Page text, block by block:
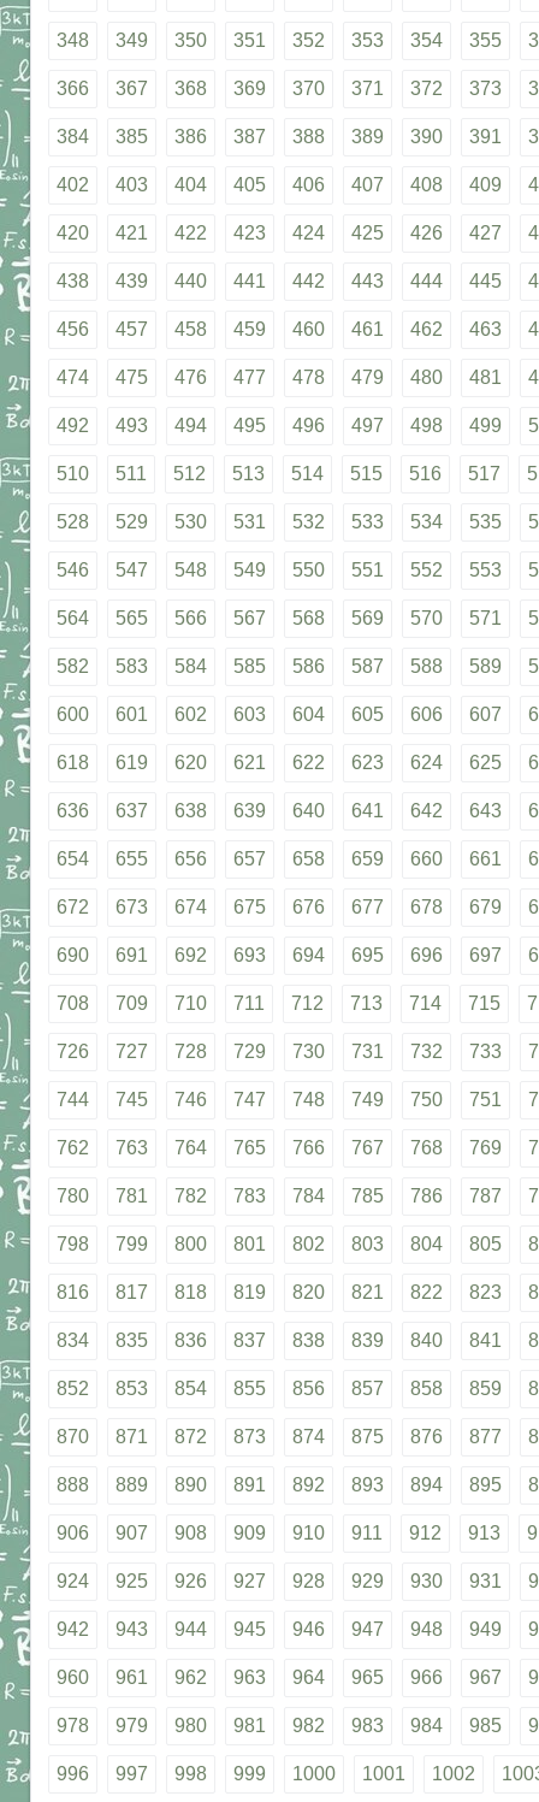
348 349 350 351 352 353 354 355
366 367 368 369 370 371 372 373
384 385 386 387 388 389 390 391
402 403 404 405 406 407 408 409
420 421 422 423 424 425 426 427
438 439 440 441 442 443 444 445
456 457 458 459 460 461 462 463
474 475 476 477 478 479 480 481
492 493 494 495 496 497 498 499
510 511 512 513 514 515 516 517
528 529 530 531 532 533 534 535
546 547 548 549 550 551 552 553
564 565 566 567 568 569 570 571
582 583 584 585 586 587 588 589
600 601 602 603 604 605 606 607
618 619 620 621 622 623 624 625
636 637 638 639 640 641 642 643
654 655 656 657 658 659 660 661
672 673 674 675 676 677 678 679
690 691 692 693 694 695 696 697
708 709 710 711 712 713 714 715
726 727 728 729 730 731 732 733
744 745 746 747 748 749 750 751
762 763 764 765 766 767 768 769
780 781 782 783 784 785 786 787
798 799 800 801 802 803 804 805
816 817 818 819 820 821 822 823
834 835 836 837 838 839 840 841
852 853 854 855 856 857 858 859
870 871 872 873 874 875 876 877
888 889 890 891 892 893 894 895
906 907 908 909 910 911 912 913
924 925 926 927 928 929 930 931
942 943 944 945 946 947 948 949
960 961 962 963 964 965 966 967
978 979 980 981 982 983 984 985
996 997 998 999 1000 1001 1002